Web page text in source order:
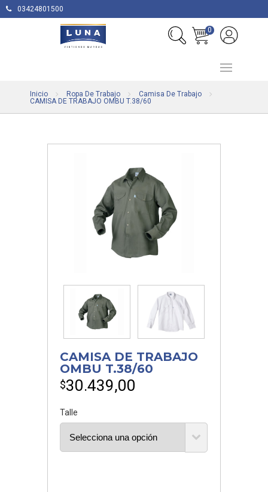
03424801500
0
Inicio Ropa De Trabajo
Camisa De Trabajo
CAMISA DE TRABAJO OMBU T.38/60
CAMISA DE TRABAJO
OMBU T.38/60
$30.439,00
Talle